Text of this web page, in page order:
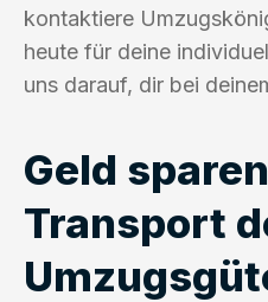
kontaktiere
heute für deine
uns darauf, dir bei
Geld
Transport